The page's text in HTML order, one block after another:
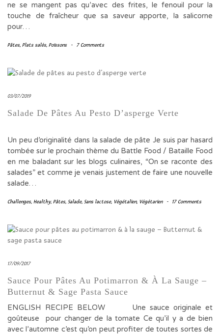
ne se mangent pas qu’avec des frites, le fenouil pour la
touche de fraîcheur que sa saveur apporte, la salicorne
pour…
Pâtes, Plats salés, Poissons - 7 Comments
03/07/2019
Salade De Pâtes Au Pesto D’asperge Verte
Un peu d’originalité dans la salade de pâte Je suis par hasard
tombée sur le prochain thème du Battle Food / Bataille Food
en me baladant sur les blogs culinaires, “On se raconte des
salades” et comme je venais justement de faire une nouvelle
salade…
Challenges, Healthy, Pâtes, Salade, Sans lactose, Végétalien, Végétarien - 17 Comments
17/09/2017
Sauce Pour Pâtes Au Potimarron & À La Sauge –
Butternut & Sage Pasta Sauce
ENGLISH RECIPE BELOW Une sauce originale et
goûteuse pour changer de la tomate Ce qu’il y a de bien
avec l’automne c’est qu’on peut profiter de toutes sortes de